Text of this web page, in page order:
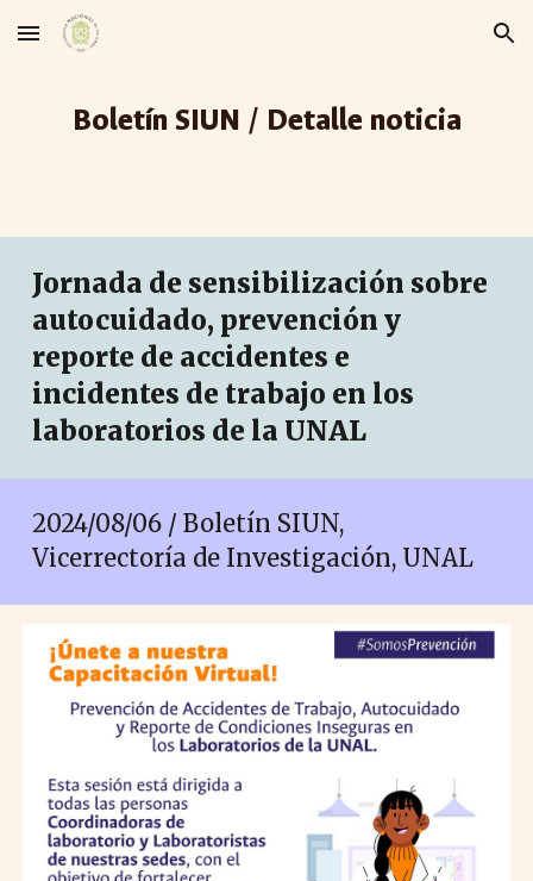
Skip to main content Skip to navigation
Boletín SIUN / Detalle noticia
Jornada de sensibilización sobre
autocuidado, prevención y
reporte de accidentes e
incidentes de trabajo en los
laboratorios de la UNAL
2024/08/06 / Boletín SIUN,
Vicerrectoría de Investigación, UNAL